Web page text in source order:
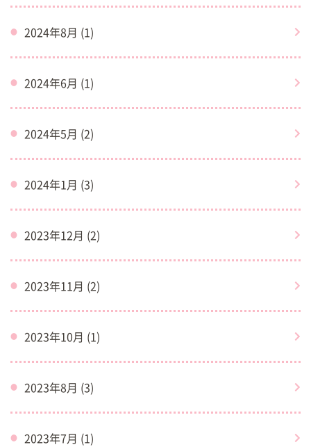
2024年8月 (1)
2024年6月 (1)
2024年5月 (2)
2024年1月 (3)
2023年12月 (2)
2023年11月 (2)
2023年10月 (1)
2023年8月 (3)
2023年7月 (1)